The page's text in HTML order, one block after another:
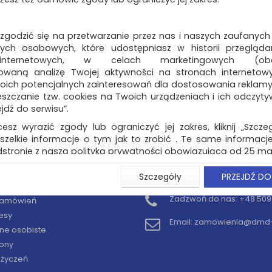
osobiste
KONTAKT
Zadzwoń do nas:+48 509
Email:
się na przetwarzanie przez nas i naszych
osobowych, które udostępniasz w historii
w celach marketingowych
analizę Twojej aktywności na stronach
potencjalnych zainteresowań dla dostosowania
tzw. cookies na Twoich urządzeniach i ich
do serwisu”.
wyrazić zgody lub ograniczyć jej zakres, kliknij
informacje o tym jak to zrobić . Te same
z naszą polityką prywatności obowiązującą od 25
użytkowników zalogowanych, aby umożliwić
i związane z tym prawidłowe działanie naszej
np. wysłanie potwierdzenia zamówienia na
Państwu prawidłowych informacji o promocjach
ważna jest Państwa wcześniejsza zgoda której
zgoda jest dobrowolna i można ją w dowolnym
(rozwiń)
Szczegóły PRZEJDŹ